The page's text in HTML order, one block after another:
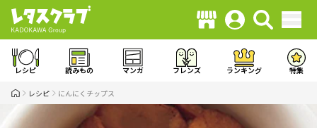
レシピ 読みもの マンガ フレンズ ランキング 特集
レシピ にんにくチップス